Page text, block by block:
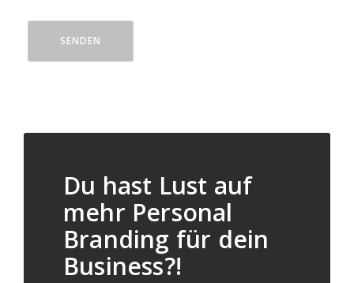
SENDEN
Du hast Lust auf
mehr Personal
Branding für dein
Business?!